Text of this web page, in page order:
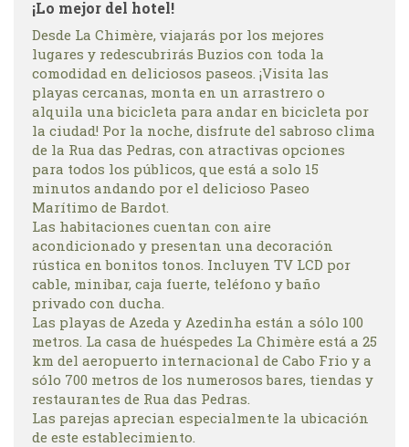
¡Lo mejor del hotel!
Desde La Chimère, viajarás por los mejores
lugares y redescubrirás Buzios con toda la
comodidad en deliciosos paseos. ¡Visita las
playas cercanas, monta en un arrastrero o
alquila una bicicleta para andar en bicicleta por
la ciudad! Por la noche, disfrute del sabroso clima
de la Rua das Pedras, con atractivas opciones
para todos los públicos, que está a solo 15
minutos andando por el delicioso Paseo
Marítimo de Bardot.
Las habitaciones cuentan con aire
acondicionado y presentan una decoración
rústica en bonitos tonos. Incluyen TV LCD por
cable, minibar, caja fuerte, teléfono y baño
privado con ducha.
Las playas de Azeda y Azedinha están a sólo 100
metros. La casa de huéspedes La Chimère está a 25
km del aeropuerto internacional de Cabo Frio y a
sólo 700 metros de los numerosos bares, tiendas y
restaurantes de Rua das Pedras.
Las parejas aprecian especialmente la ubicación
de este establecimiento.